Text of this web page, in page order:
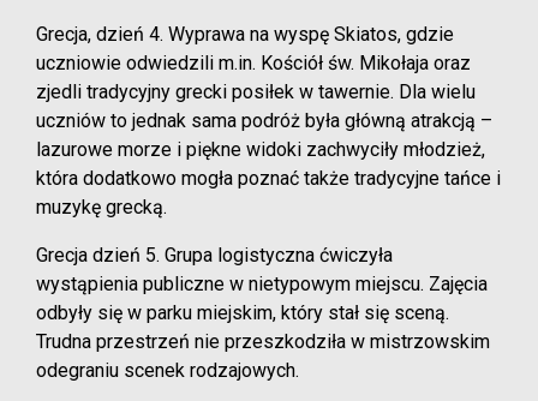
Grecja, dzień 4. Wyprawa na wyspę Skiatos, gdzie
uczniowie odwiedzili m.in. Kościół św. Mikołaja oraz
zjedli tradycyjny grecki posiłek w tawernie. Dla wielu
uczniów to jednak sama podróż była główną atrakcją –
lazurowe morze i piękne widoki zachwyciły młodzież,
która dodatkowo mogła poznać także tradycyjne tańce i
muzykę grecką.
Grecja dzień 5. Grupa logistyczna ćwiczyła
wystąpienia publiczne w nietypowym miejscu. Zajęcia
odbyły się w parku miejskim, który stał się sceną.
Trudna przestrzeń nie przeszkodziła w mistrzowskim
odegraniu scenek rodzajowych.